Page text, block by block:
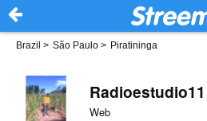
Brazil > São Paulo > Piratininga
Radioestudio11
Web